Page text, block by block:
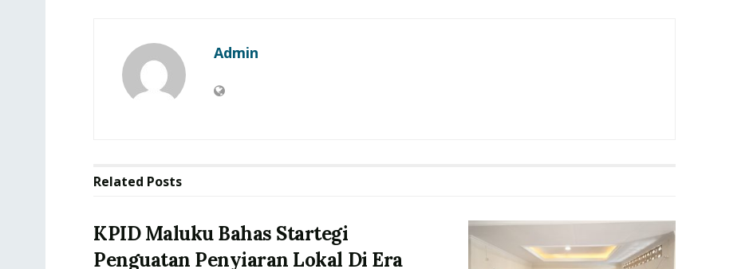
Admin
Related Posts
KPID Maluku Bahas Startegi
Penguatan Penyiaran Lokal Di Era